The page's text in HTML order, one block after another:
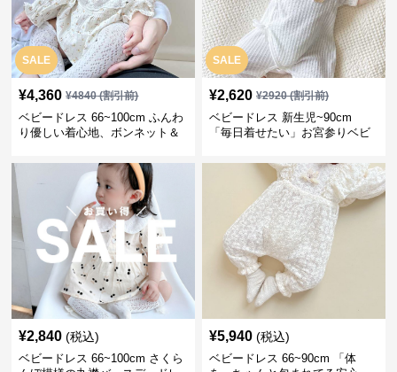
SALE
¥4,360 ¥4840(割引前)
ベビードレス 66~100cm ふんわ
り優しい着心地、ボンネット＆
レス 記念フォト
SALE
¥2,620 ¥2920(割引前)
ベビードレス 新生児~90cm
「毎日着せたい」お宮参りベビ
¥2,840 (税込)
ベビードレス 66~100cm さくら
¥5,940 (税込)
ベビードレス 66~90cm 「体